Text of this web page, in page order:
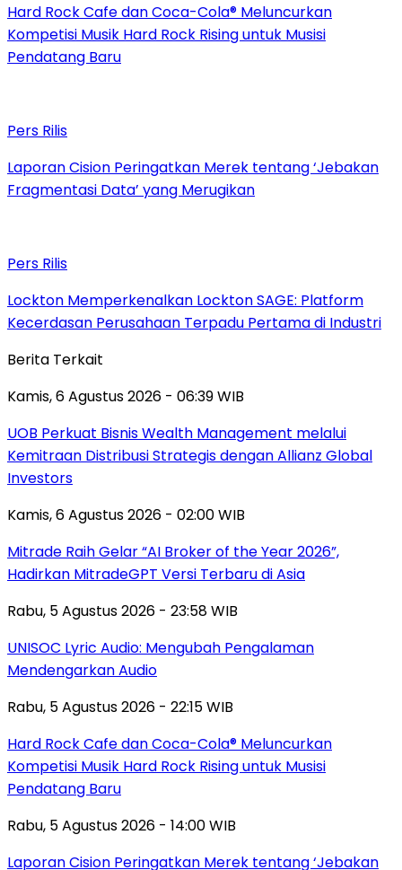
Hard Rock Cafe dan Coca-Cola® Meluncurkan
Kompetisi Musik Hard Rock Rising untuk Musisi
Pendatang Baru
Pers Rilis
Laporan Cision Peringatkan Merek tentang ‘Jebakan
Fragmentasi Data’ yang Merugikan
Pers Rilis
Lockton Memperkenalkan Lockton SAGE: Platform
Kecerdasan Perusahaan Terpadu Pertama di Industri
Berita Terkait
Kamis, 6 Agustus 2026 - 06:39 WIB
UOB Perkuat Bisnis Wealth Management melalui
Kemitraan Distribusi Strategis dengan Allianz Global
Investors
Kamis, 6 Agustus 2026 - 02:00 WIB
Mitrade Raih Gelar “AI Broker of the Year 2026”,
Hadirkan MitradeGPT Versi Terbaru di Asia
Rabu, 5 Agustus 2026 - 23:58 WIB
UNISOC Lyric Audio: Mengubah Pengalaman
Mendengarkan Audio
Rabu, 5 Agustus 2026 - 22:15 WIB
Hard Rock Cafe dan Coca-Cola® Meluncurkan
Kompetisi Musik Hard Rock Rising untuk Musisi
Pendatang Baru
Rabu, 5 Agustus 2026 - 14:00 WIB
Laporan Cision Peringatkan Merek tentang ‘Jebakan